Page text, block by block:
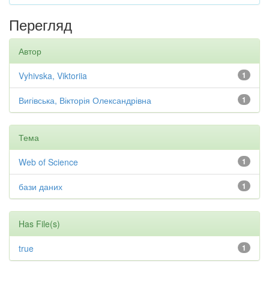
Перегляд
Автор
1
Vyhivska, Viktoriia
1
Вигівська, Вікторія Олександрівна
Тема
1
Web of Science
1
бази даних
Has File(s)
1
true